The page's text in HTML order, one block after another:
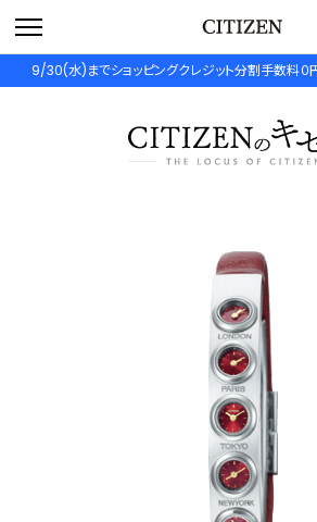
9/30(水)までショッピングクレジット分割手数料０